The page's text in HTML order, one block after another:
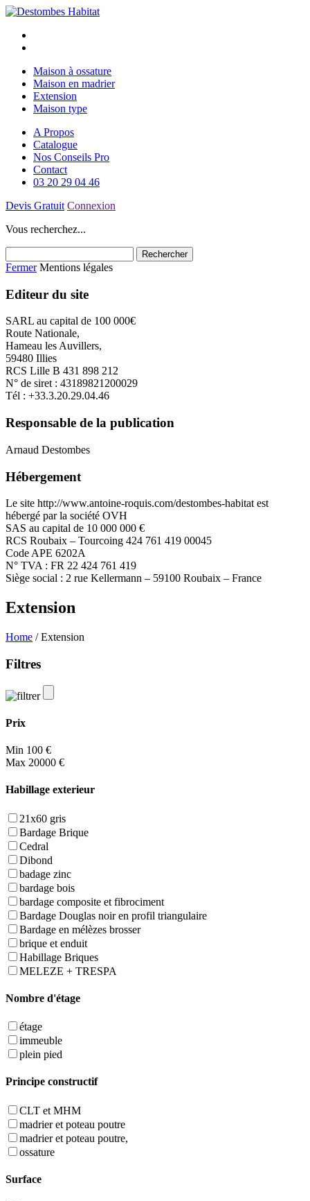
Maison à ossature
Maison en madrier
Extension
Maison type
A Propos
Catalogue
Nos Conseils Pro
Contact
03 20 29 04 46
Devis Gratuit Connexion
Vous recherchez...
Fermer Mentions légales
Editeur du site
SARL au capital de 100 000€
Route Nationale,
Hameau les Auvillers,
59480 Illies
RCS Lille B 431 898 212
N° de siret : 43189821200029
Tél : +33.3.20.29.04.46
Responsable de la publication
Arnaud Destombes
Hébergement
Le site http://www.antoine-roquis.com/destombes-habitat est
hébergé par la société OVH
SAS au capital de 10 000 000 €
RCS Roubaix – Tourcoing 424 761 419 00045
Code APE 6202A
N° TVA : FR 22 424 761 419
Siège social : 2 rue Kellermann – 59100 Roubaix – France
Extension
Home / Extension
Filtres
Prix
Min 100 €
Max 20000 €
Habillage exterieur
21x60 gris
Bardage Brique
Cedral
Dibond
badage zinc
bardage bois
bardage composite et fibrociment
Bardage Douglas noir en profil triangulaire
Bardage en mélèzes brosser
brique et enduit
Habillage Briques
MELEZE + TRESPA
Nombre d'étage
étage
immeuble
plein pied
Principe constructif
CLT et MHM
madrier et poteau poutre
madrier et poteau poutre,
ossature
Surface